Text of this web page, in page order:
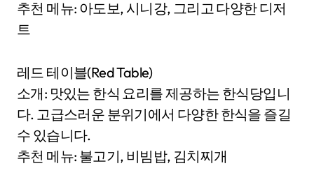
추천 메뉴: 아도보, 시니강, 그리고 다양한 디저
트
레드 테이블(Red Table)
소개: 맛있는 한식 요리를 제공하는 한식당입니
다. 고급스러운 분위기에서 다양한 한식을 즐길
수 있습니다.
추천 메뉴: 불고기, 비빔밥, 김치찌개